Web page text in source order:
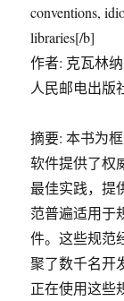
conventions,
libraries[/b]
作者: 克瓦林
人民邮电出版
摘要: 本书为
软件提供了权
最佳实践，提
范普遍适用于
件。这些规范
聚了数千名开
正在使用这些